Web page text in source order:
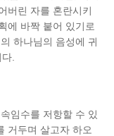
버린 자를 혼란시키
에 바짝 붙어 있기로
하나님의 음성에 귀
.
임수를 저항할 수 있
거두며 살고자 하오